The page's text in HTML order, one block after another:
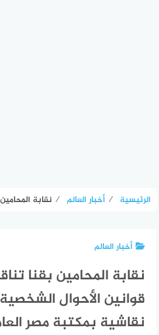
الرئيسية ⁄ أخبار العالم ⁄ نقابة المحامين بقنا تناقش تحديث
أخبار العالم
نقابة المحامين بقنا
قوانين الأحوال
نقاشية بمكتبة مصر